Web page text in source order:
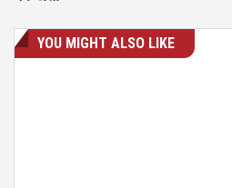
YOU MIGHT ALSO LIKE